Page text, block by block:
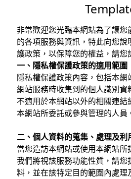
非常歡迎您光臨本網站為了讓
的各項服務與資訊，特此向您
護政策，以保障您的權益，請您
一、隱私權保護政策的適用範圍
隱私權保護政策內容，包括本網
網站服務時收集到的個人識別
不適用於本網站以外的相關連
本網站所委託或參與管理的人員
二、個人資料的蒐集、處理及利
當您造訪本網站或使用本網站所
我們將視該服務功能性質，請您
料，並在該特定目的範圍內處理